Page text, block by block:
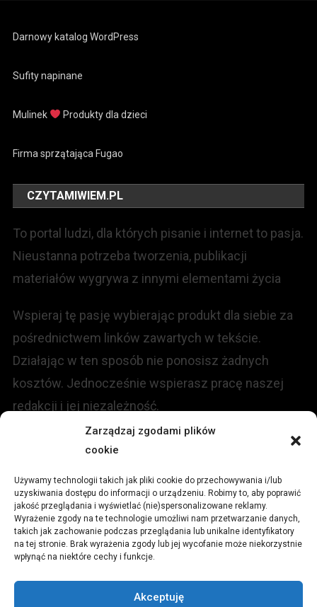
Zarządzaj zgodami plików
cookie
Używamy technologii takich jak pliki cookie do przechowywania i/lub
uzyskiwania dostępu do informacji o urządzeniu. Robimy to, aby poprawić
jakość przeglądania i wyświetlać (nie)spersonalizowane reklamy.
Wyrażenie zgody na te technologie umożliwi nam przetwarzanie danych,
takich jak zachowanie podczas przeglądania lub unikalne identyfikatory
na tej stronie. Brak wyrażenia zgody lub jej wycofanie może niekorzystnie
wpłynąć na niektóre cechy i funkcje.
Akceptuję
Darnowy katalog WordPress
Sufity napinane
Mulinek Produkty dla dzieci
Firma sprzątająca Fugao
CZYTAMIWIEM.PL
To portal ludzi, dla których pisanie i internet to pasja.
Nieustanna potrzeba tworzenia, publikacji
materiałów wygrywa z innymi elementami życia
Wspieraj tę pasję wybierając produkt dla siebie za
pośrednictwem linków zawartych w tekście.
Działając w ten sposób nie ponosisz żadnych
kosztów. Jednocześnie wspierasz pracę naszej
redakcji i jej niezależność.
Redakcja portalu:
ul.Stara 13, 42-600 Tarnowskie Góry
TEL:+48 509 547 822
redakcja@czytamiwiem.pl